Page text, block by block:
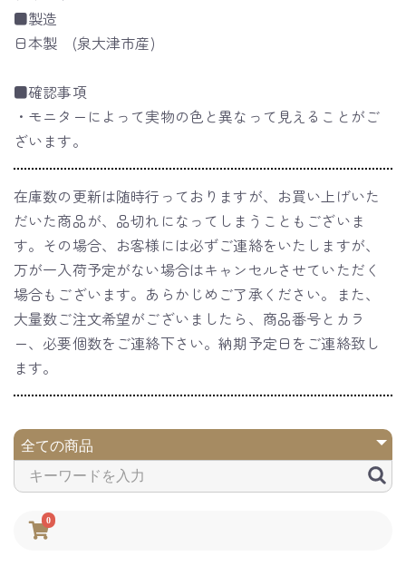
0
■製造
日本製 (泉大津市産)
■確認事項
・モニターによって実物の色と異なって見えることがご
ざいます。
在庫数の更新は随時行っておりますが、お買い上げいた
だいた商品が、品切れになってしまうこともございま
す。その場合、お客様には必ずご連絡をいたしますが、
万が一入荷予定がない場合はキャンセルさせていただく
場合もございます。あらかじめご了承ください。また、
大量数ご注文希望がございましたら、商品番号とカラ
ー、必要個数をご連絡下さい。納期予定日をご連絡致し
ます。